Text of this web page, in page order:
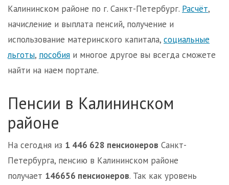
Калининском районе по г. Санкт-Петербург. Расчёт,
начисление и выплата пенсий, получение и
использование материнского капитала, социальные
льготы, пособия и многое другое вы всегда сможете
найти на наем портале.
Пенсии в Калининском
районе
На сегодня из 1 446 628 пенсионеров Санкт-
Петербурга, пенсию в Калининском районе
получает 146656 пенсионеров. Так как уровень